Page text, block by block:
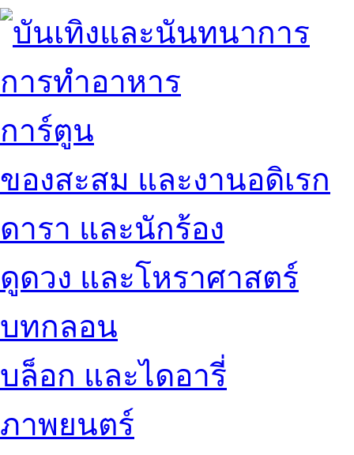
การทำอาหาร
การ์ตูน
ของสะสม และงานอดิเรก
ดารา และนักร้อง
ดูดวง และโหราศาสตร์
บทกลอน
บล็อก และไดอารี่
ภาพยนตร์